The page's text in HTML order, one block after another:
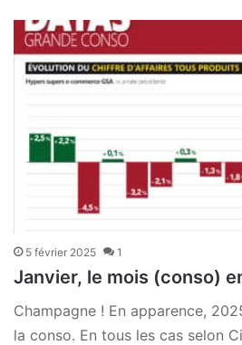
5 février 2025 1
Janvier, le mois (conso)
Champagne ! En apparence,
la conso. En tous les cas selon